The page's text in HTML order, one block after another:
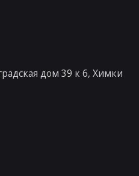
дом 39 к 6, Химки